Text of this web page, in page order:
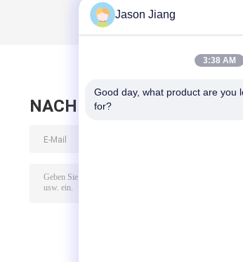
NACHRICHT
Jason Jiang
3:38 AM
Good day, what product are you
for?